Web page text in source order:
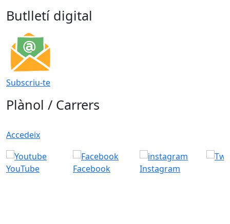
Butlletí digital
Subscriu-te
Plànol / Carrers
Accedeix
YouTube Facebook Instagram